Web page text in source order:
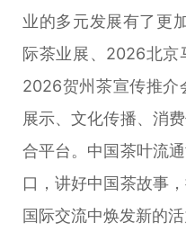
业的多元发展有了更
际茶业展、2026北京
2026贺州茶宣传推介
展示、文化传播、消
合平台。中国茶叶流
口，讲好中国茶故事
国际交流中焕发新的活